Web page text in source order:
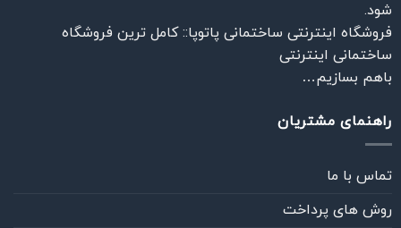
شود.
فروشگاه اینترنتی ساختمانی پاتوپا:: کامل ترین فروشگاه
ساختمانی اینترنتی
باهم بسازیم…
راهنمای مشتریان
تماس با ما
روش های پرداخت